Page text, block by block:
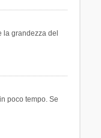
la grandezza del
poco tempo. Se